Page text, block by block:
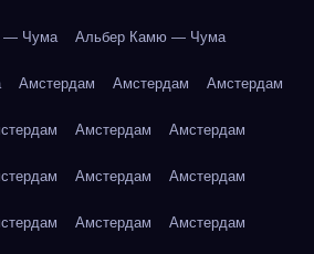
— Чума Альбер Камю — Чума
Амстердам Амстердам Амстердам
Амстердам Амстердам
Амстердам Амстердам
Амстердам Амстердам